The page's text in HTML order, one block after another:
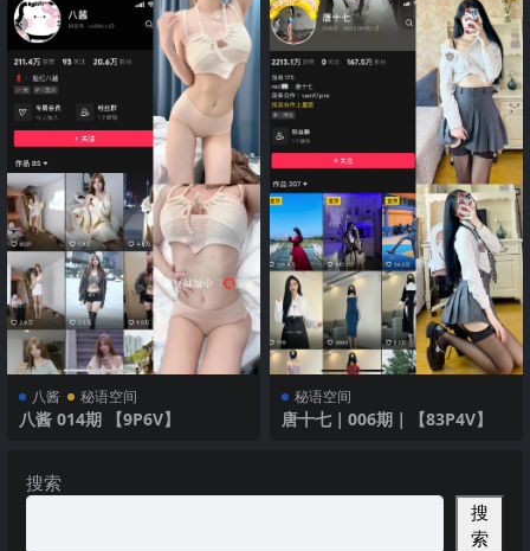
八酱 秘语空间
八酱 014期 【9P6V】
秘语空间
唐十七｜006期｜【83P4V】
搜索
搜
索